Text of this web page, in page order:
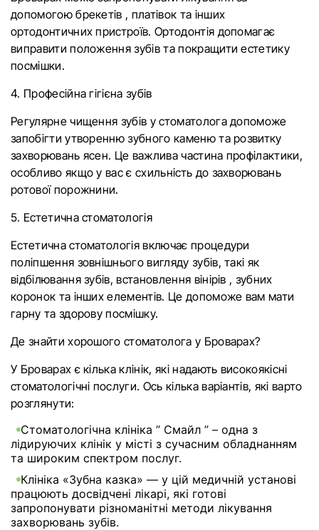
допомогою брекетів , платівок та інших
ортодонтичних пристроїв. Ортодонтія допомагає
виправити положення зубів та покращити естетику
посмішки.
4. Професійна гігієна зубів
Регулярне чищення зубів у стоматолога допоможе
запобігти утворенню зубного каменю та розвитку
захворювань ясен. Це важлива частина профілактики,
особливо якщо у вас є схильність до захворювань
ротової порожнини.
5. Естетична стоматологія
Естетична стоматологія включає процедури
поліпшення зовнішнього вигляду зубів, такі як
відбілювання зубів, встановлення вінірів , зубних
коронок та інших елементів. Це допоможе вам мати
гарну та здорову посмішку.
Де знайти хорошого стоматолога у Броварах?
У Броварах є кілька клінік, які надають високоякісні
стоматологічні послуги. Ось кілька варіантів, які варто
розглянути:
Стоматологічна клініка ” Смайл ” – одна з
лідируючих клінік у місті з сучасним обладнанням
та широким спектром послуг.
Клініка «Зубна казка» — у цій медичній установі
працюють досвідчені лікарі, які готові
запропонувати різноманітні методи лікування
захворювань зубів.